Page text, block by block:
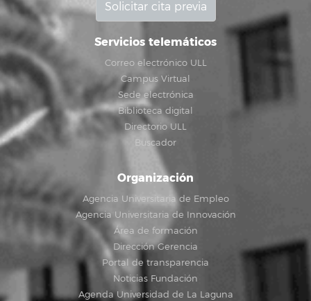
Solicitar cita previa
Servicios telemáticos
Correo electrónico ULL
Campus Virtual
Sede electrónica
Biblioteca digital
Directorio ULL
Buscador
Organización
Agencia Universitaria de Empleo
Agencia Universitaria de Innovación
Área de formación
Dirección Gerencia
Portal de transparencia
Noticias Fundación
Agenda Universidad de La Laguna